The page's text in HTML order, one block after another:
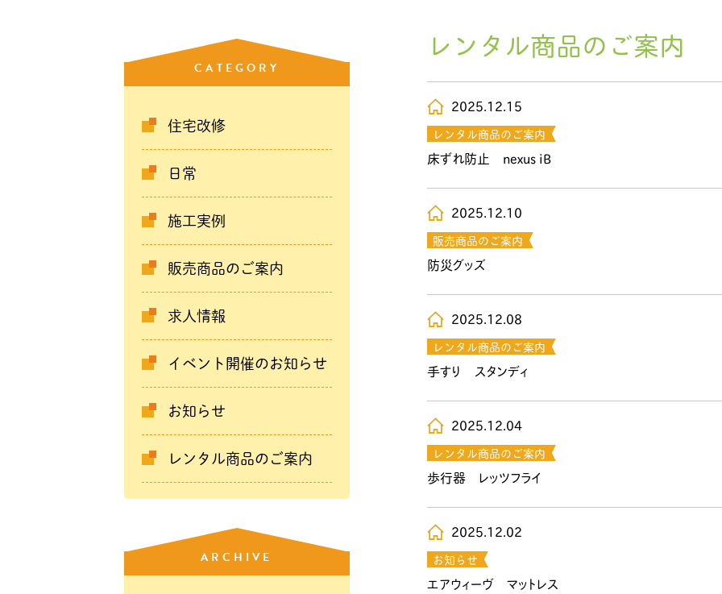
CATEGORY
住宅改修
日常
施工実例
販売商品のご案内
求人情報
イベント開催のお知らせ
お知らせ
レンタル商品のご案内
ARCHIVE
レンタル商品のご案内
2025.12.15
レンタル商品のご案内
床ずれ防止 nexus iB
2025.12.10
販売商品のご案内
防災グッズ
2025.12.08
レンタル商品のご案内
手すり スタンディ
2025.12.04
レンタル商品のご案内
歩行器 レッツフライ
2025.12.02
お知らせ
エアウィーヴ マットレス